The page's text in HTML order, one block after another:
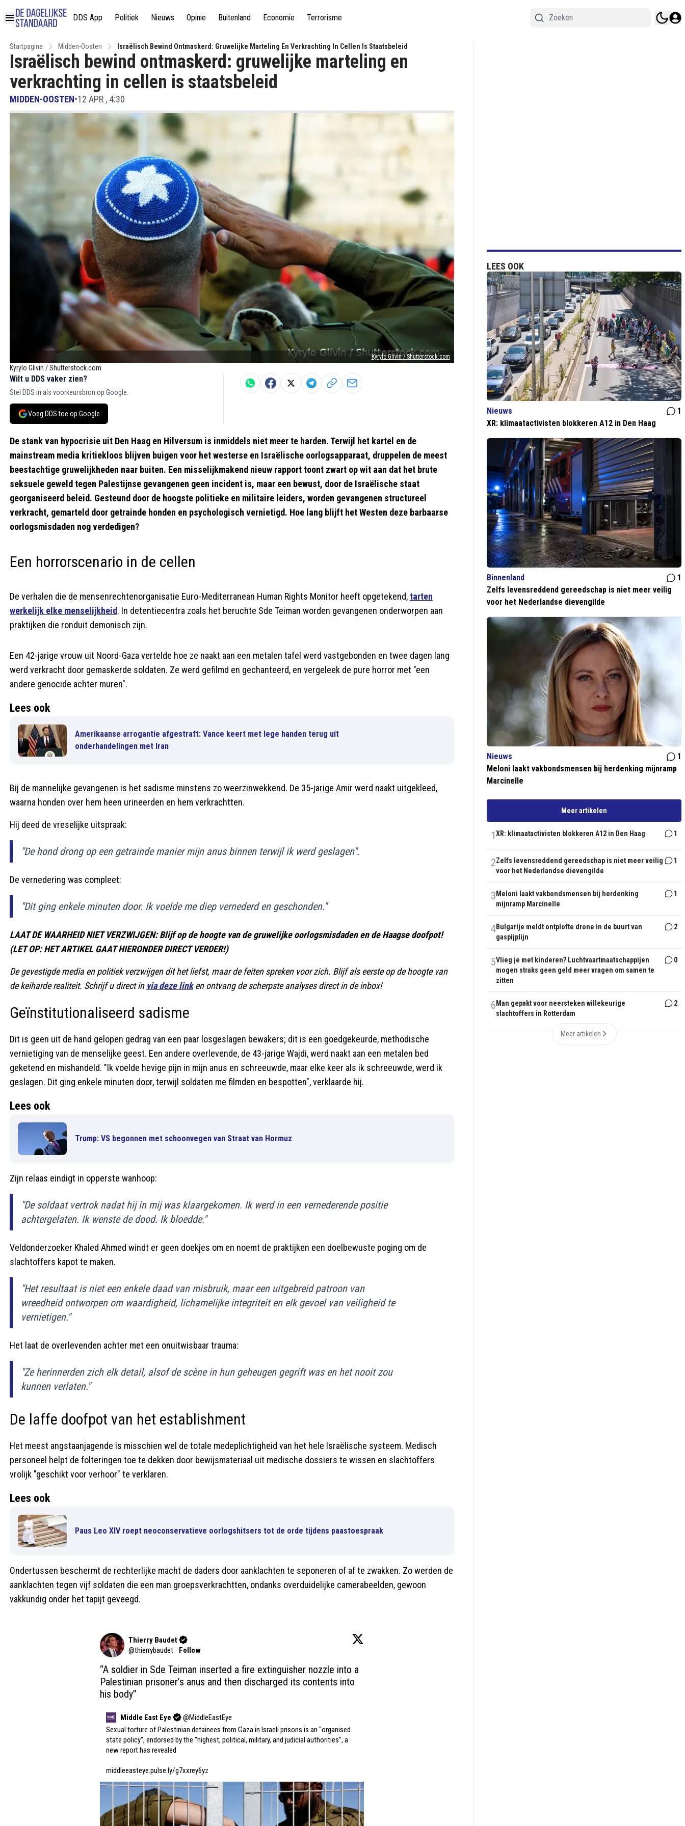
DDS App Politiek Nieuws Opinie Buitenland Economie Terrorisme
Startpagina Midden-Oosten Israëlisch Bewind Ontmaskerd: Gruwelijke Marteling En Verkrachting In Cellen Is Staatsbeleid
Kyrylo Glivin / Shutterstock.com
Kyrylo Glivin / Shutterstock.com
Israëlisch bewind ontmaskerd: gruwelijke marteling en
verkrachting in cellen is staatsbeleid
MIDDEN-OOSTEN•12 APR , 4:30
Wilt u DDS vaker zien?
Stel DDS in als voorkeursbron op Google.
Voeg DDS toe op Google
De stank van hypocrisie uit Den Haag en Hilversum is inmiddels niet meer te harden. Terwijl het kartel en de
mainstream media kritiekloos blijven buigen voor het westerse en Israëlische oorlogsapparaat, druppelen de meest
beestachtige gruwelijkheden naar buiten. Een misselijkmakend nieuw rapport toont zwart op wit aan dat het brute
seksuele geweld tegen Palestijnse gevangenen geen incident is, maar een bewust, door de Israëlische staat
georganiseerd beleid. Gesteund door de hoogste politieke en militaire leiders, worden gevangenen structureel
verkracht, gemarteld door getrainde honden en psychologisch vernietigd. Hoe lang blijft het Westen deze barbaarse
oorlogsmisdaden nog verdedigen?
Een horrorscenario in de cellen
De verhalen die de mensenrechtenorganisatie Euro-Mediterranean Human Rights Monitor heeft opgetekend,tarten
werkelijk elke menselijkheid. In detentiecentra zoals het beruchte Sde Teiman worden gevangenen onderworpen aan
praktijken die ronduit demonisch zijn.
Een 42-jarige vrouw uit Noord-Gaza vertelde hoe ze naakt aan een metalen tafel werd vastgebonden en twee dagen lang
werd verkracht door gemaskerde soldaten. Ze werd gefilmd en gechanteerd, en vergeleek de pure horror met "een
andere genocide achter muren".
Lees ook
Amerikaanse arrogantie afgestraft: Vance keert met lege handen terug uit
onderhandelingen met Iran
Bij de mannelijke gevangenen is het sadisme minstens zo weerzinwekkend. De 35-jarige Amir werd naakt uitgekleed,
waarna honden over hem heen urineerden en hem verkrachtten.
Hij deed de vreselijke uitspraak:
"De hond drong op een getrainde manier mijn anus binnen terwijl ik werd geslagen".
De vernedering was compleet:
"Dit ging enkele minuten door. Ik voelde me diep vernederd en geschonden."
LAAT DE WAARHEID NIET VERZWIJGEN: Blijf op de hoogte van de gruwelijke oorlogsmisdaden en de Haagse doofpot!
(LET OP: HET ARTIKEL GAAT HIERONDER DIRECT VERDER!)
De gevestigde media en politiek verzwijgen dit het liefst, maar de feiten spreken voor zich. Blijf als eerste op de hoogte van
de keiharde realiteit. Schrijf u direct in via deze linken ontvang de scherpste analyses direct in de inbox!
Geïnstitutionaliseerd sadisme
Dit is geen uit de hand gelopen gedrag van een paar losgeslagen bewakers; dit is een goedgekeurde, methodische
vernietiging van de menselijke geest. Een andere overlevende, de 43-jarige Wajdi, werd naakt aan een metalen bed
geketend en mishandeld. "Ik voelde hevige pijn in mijn anus en schreeuwde, maar elke keer als ik schreeuwde, werd ik
geslagen. Dit ging enkele minuten door, terwijl soldaten me filmden en bespotten", verklaarde hij.
Lees ook
Trump: VS begonnen met schoonvegen van Straat van Hormuz
Zijn relaas eindigt in opperste wanhoop:
"De soldaat vertrok nadat hij in mij was klaargekomen. Ik werd in een vernederende positie
achtergelaten. Ik wenste de dood. Ik bloedde."
Veldonderzoeker Khaled Ahmed windt er geen doekjes om en noemt de praktijken een doelbewuste poging om de
slachtoffers kapot te maken.
"Het resultaat is niet een enkele daad van misbruik, maar een uitgebreid patroon van
wreedheid ontworpen om waardigheid, lichamelijke integriteit en elk gevoel van veiligheid te
vernietigen."
Het laat de overlevenden achter met een onuitwisbaar trauma:
"Ze herinnerden zich elk detail, alsof de scène in hun geheugen gegrift was en het nooit zou
kunnen verlaten."
De laffe doofpot van het establishment
Het meest angstaanjagende is misschien wel de totale medeplichtigheid van het hele Israëlische systeem. Medisch
personeel helpt de folteringen toe te dekken door bewijsmateriaal uit medische dossiers te wissen en slachtoffers
vrolijk "geschikt voor verhoor" te verklaren.
Lees ook
Paus Leo XIV roept neoconservatieve oorlogshitsers tot de orde tijdens paastoespraak
Ondertussen beschermt de rechterlijke macht de daders door aanklachten te seponeren of af te zwakken. Zo werden de
aanklachten tegen vijf soldaten die een man groepsverkrachtten, ondanks overduidelijke camerabeelden, gewoon
vakkundig onder het tapijt geveegd.
Thierry Baudet
@thierrybaudet · Follow
“A soldier in Sde Teiman inserted a fire extinguisher nozzle into a
Palestinian prisoner’s anus and then discharged its contents into
his body”
Middle East Eye @MiddleEastEye
Sexual torture of Palestinian detainees from Gaza in Israeli prisons is an "organised
state policy", endorsed by the "highest, political, military, and judicial authorities", a
new report has revealed
middleeasteye.pulse.ly/g7xxrey6yz
LEES OOK
Nieuws
1
XR: klimaatactivisten blokkeren A12 in Den Haag
Binnenland
1
Zelfs levensreddend gereedschap is niet meer veilig
voor het Nederlandse dievengilde
Nieuws
1
Meloni laakt vakbondsmensen bij herdenking mijnramp
Marcinelle
Meer artikelen
1XR: klimaatactivisten blokkeren A12 in Den Haag 1
2Zelfs levensreddend gereedschap is niet meer veilig
voor het Nederlandse dievengilde
1
3 Meloni laakt vakbondsmensen bij herdenking
mijnramp Marcinelle
1
4Bulgarije meldt ontplofte drone in de buurt van
gaspijplijn
2
5Vlieg je met kinderen? Luchtvaartmaatschappijen
mogen straks geen geld meer vragen om samen te
zitten
0
6 Man gepakt voor neersteken willekeurige
slachtoffers in Rotterdam
2
Meer artikelen